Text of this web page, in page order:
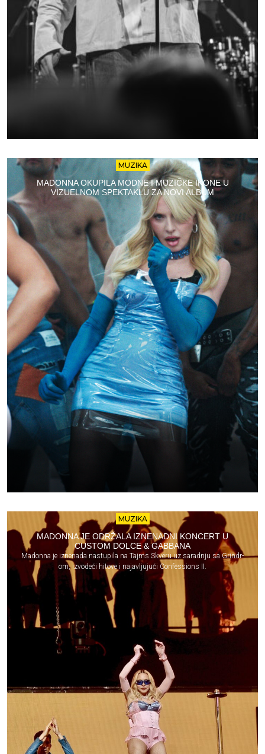
MUZIKA
MADONNA OKUPILA MODNE I MUZIČKE IKONE U
VIZUELNOM SPEKTAKLU ZA NOVI ALBUM
MUZIKA
MADONNA JE ODRŽALA IZNENADNI KONCERT U
CUSTOM DOLCE & GABBANA
Madonna je iznenada nastupila na Tajms Skveru uz saradnju sa Grindr-
om, izvodeći hitove i najavljujući Confessions II.